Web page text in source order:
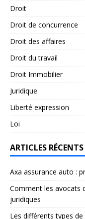
Droit
Droit de concurrence
Droit des affaires
Droit du travail
Droit Immobilier
Juridique
Liberté expression
Loi
ARTICLES RÉCENTS
Axa assurance auto :
Comment les avocats
juridiques
Les différents types